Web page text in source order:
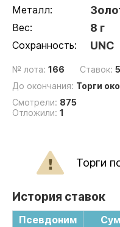
Металл:
Вес: 8 г
Сохранность: UNC
№ лота: 166 Ставок:
До окончания: Торги
Смотрели: 875
Отложили: 1
Торги
История ставок
Псевдоним